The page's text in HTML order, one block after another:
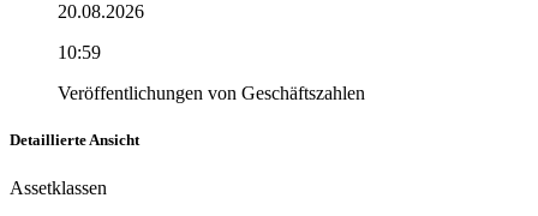
20.08.2026
10:59
Veröffentlichungen von Geschäftszahlen
Detaillierte Ansicht
Assetklassen